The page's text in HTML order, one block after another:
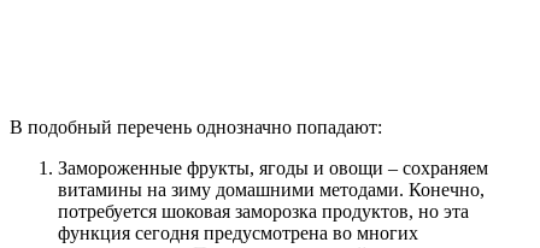
В подобный перечень однозначно попадают:
Замороженные фрукты, ягоды и овощи – сохраняем
витамины на зиму домашними методами. Конечно,
потребуется шоковая заморозка продуктов, но эта
функция сегодня предусмотрена во многих